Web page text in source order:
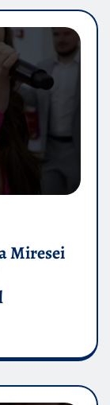
Miresei